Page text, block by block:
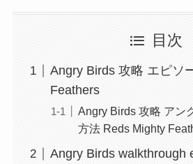
目次
Angry Birds 攻略 エピソ
Feathers
Angry Birds 攻略 アン
方法 Reds Mighty
Angry Birds walkthrough